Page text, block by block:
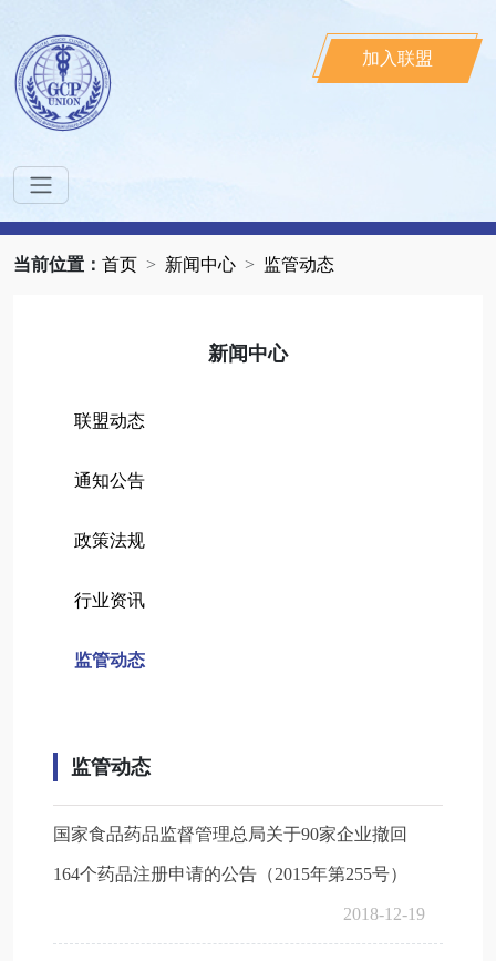
加入联盟
当前位置： 首页 新闻中心 监管动态
新闻中心
联盟动态
通知公告
政策法规
行业资讯
监管动态
监管动态
国家食品药品监督管理总局关于90家企业撤回
164个药品注册申请的公告（2015年第255号）
2018-12-19